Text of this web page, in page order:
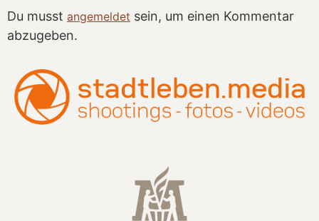
Du musst angemeldet sein, um einen Kommentar
abzugeben.